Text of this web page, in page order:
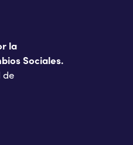
la
Sociales.
de